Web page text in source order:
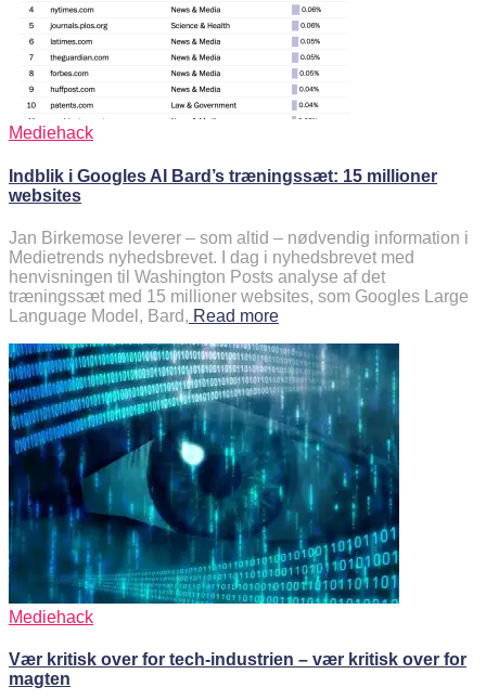
Mediehack
Indblik i Googles AI Bard’s træningssæt: 15 millioner
websites
Jan Birkemose leverer – som altid – nødvendig information i
Medietrends nyhedsbrevet. I dag i nyhedsbrevet med
henvisningen til Washington Posts analyse af det
træningssæt med 15 millioner websites, som Googles Large
Language Model, Bard, Read more
Mediehack
Vær kritisk over for tech-industrien – vær kritisk over for
magten